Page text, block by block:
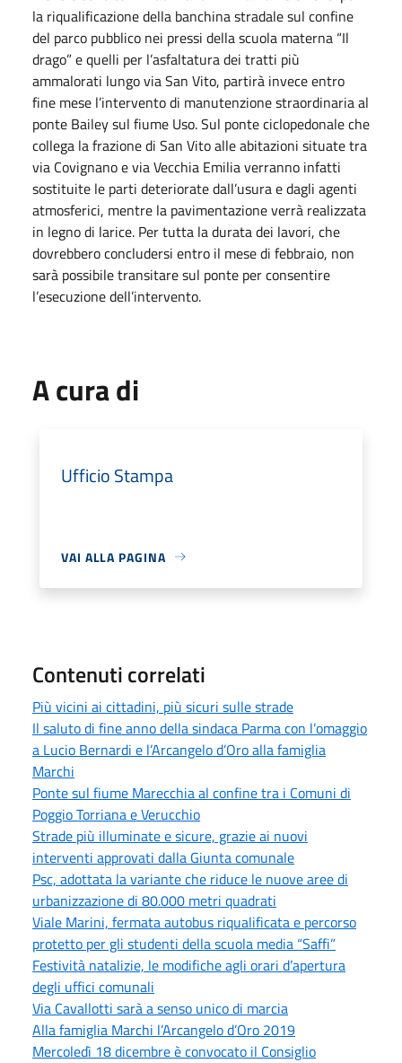
la riqualificazione della banchina stradale sul confine
del parco pubblico nei pressi della scuola materna “Il
drago” e quelli per l’asfaltatura dei tratti più
ammalorati lungo via San Vito, partirà invece entro
fine mese l’intervento di manutenzione straordinaria al
ponte Bailey sul fiume Uso. Sul ponte ciclopedonale che
collega la frazione di San Vito alle abitazioni situate tra
via Covignano e via Vecchia Emilia verranno infatti
sostituite le parti deteriorate dall’usura e dagli agenti
atmosferici, mentre la pavimentazione verrà realizzata
in legno di larice. Per tutta la durata dei lavori, che
dovrebbero concludersi entro il mese di febbraio, non
sarà possibile transitare sul ponte per consentire
l’esecuzione dell’intervento.
A cura di
Ufficio Stampa
VAI ALLA PAGINA
Contenuti correlati
Più vicini ai cittadini, più sicuri sulle strade
Il saluto di fine anno della sindaca Parma con l’omaggio
a Lucio Bernardi e l’Arcangelo d’Oro alla famiglia
Marchi
Ponte sul fiume Marecchia al confine tra i Comuni di
Poggio Torriana e Verucchio
Strade più illuminate e sicure, grazie ai nuovi
interventi approvati dalla Giunta comunale
Psc, adottata la variante che riduce le nuove aree di
urbanizzazione di 80.000 metri quadrati
Viale Marini, fermata autobus riqualificata e percorso
protetto per gli studenti della scuola media “Saffi”
Festività natalizie, le modifiche agli orari d’apertura
degli uffici comunali
Via Cavallotti sarà a senso unico di marcia
Alla famiglia Marchi l’Arcangelo d’Oro 2019
Mercoledì 18 dicembre è convocato il Consiglio